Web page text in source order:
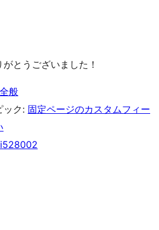
とうございました！
般
ック: 固定ページのカスタムフィー